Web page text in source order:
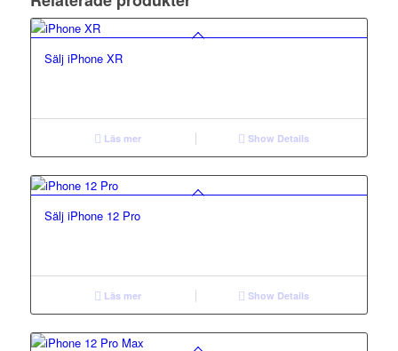
Sälj iPhone XR
Läs mer Show Details
Sälj iPhone 12 Pro
Läs mer Show Details